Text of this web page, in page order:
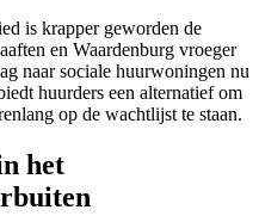
is krapper geworden de
en Waardenburg vroeger
naar sociale huurwoningen nu
huurders een alternatief om
op de wachtlijst te staan.
het